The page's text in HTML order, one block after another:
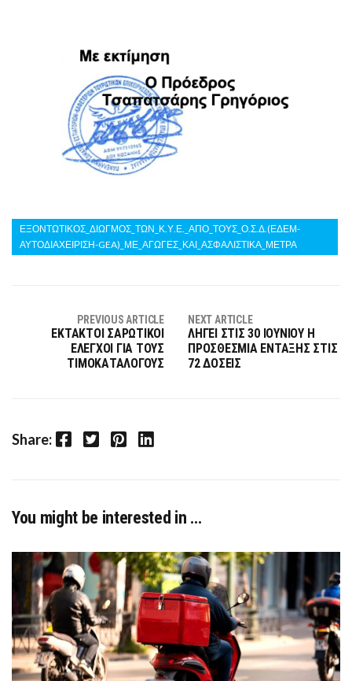
ΕΞΟΝΤΩΤΙΚΟΣ_ΔΙΩΓΜΟΣ_ΤΩΝ_Κ.Υ.Ε._ΑΠΟ_ΤΟΥΣ_Ο.Σ.Δ.(ΕΔΕΜ-
ΑΥΤΟΔΙΑΧΕΙΡΙΣΗ-GEA)_ΜΕ_ΑΓΩΓΕΣ_ΚΑΙ_ΑΣΦΑΛΙΣΤΙΚΑ_ΜΕΤΡΑ
PREVIOUS ARTICLE
ΕΚΤΑΚΤΟΙ ΣΑΡΩΤΙΚΟΙ
ΕΛΕΓΧΟΙ ΓΙΑ ΤΟΥΣ
ΤΙΜΟΚΑΤΑΛΟΓΟΥΣ
NEXT ARTICLE
ΛΗΓΕΙ ΣΤΙΣ 30 ΙΟΥΝΙΟΥ Η
ΠΡΟΣΘΕΣΜΙΑ ΕΝΤΑΞΗΣ ΣΤΙΣ
72 ΔΟΣΕΙΣ
Share: Facebook Twitter Pinterest LinkedIn
You might be interested in …